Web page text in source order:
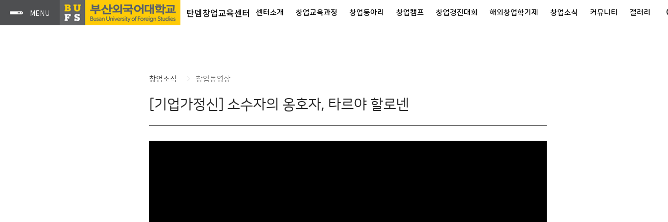
탄뎀창업교육센터 센터소개 창업교육과정 창업동아리 창업캠프 창업경진대회 해외창업학기제 창업소식 커뮤니티 갤러리
창업소식 창업동영상
[기업가정신] 소수자의 옹호자, 타르야 할로넨